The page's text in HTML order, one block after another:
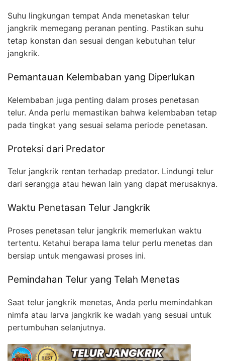
Suhu lingkungan tempat Anda menetaskan telur
jangkrik memegang peranan penting. Pastikan suhu
tetap konstan dan sesuai dengan kebutuhan telur
jangkrik.
Pemantauan Kelembaban yang Diperlukan
Kelembaban juga penting dalam proses penetasan
telur. Anda perlu memastikan bahwa kelembaban tetap
pada tingkat yang sesuai selama periode penetasan.
Proteksi dari Predator
Telur jangkrik rentan terhadap predator. Lindungi telur
dari serangga atau hewan lain yang dapat merusaknya.
Waktu Penetasan Telur Jangkrik
Proses penetasan telur jangkrik memerlukan waktu
tertentu. Ketahui berapa lama telur perlu menetas dan
bersiap untuk mengawasi proses ini.
Pemindahan Telur yang Telah Menetas
Saat telur jangkrik menetas, Anda perlu memindahkan
nimfa atau larva jangkrik ke wadah yang sesuai untuk
pertumbuhan selanjutnya.